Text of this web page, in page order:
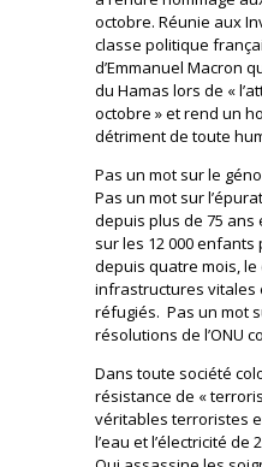
octobre. Réunie aux
classe politique
d’Emmanuel Macron
du Hamas lors de «
octobre » et rend un
détriment de toute
Pas un mot sur le
Pas un mot sur
depuis plus de 75 ans
sur les 12 000
depuis quatre mois,
infrastructures vitales
réfugiés. Pas un mot
résolutions de l’ONU
Dans toute société
résistance de «
véritables terroristes
l’eau et l’électricité